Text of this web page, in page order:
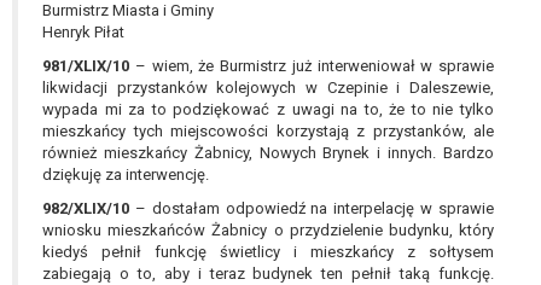
Burmistrz Miasta i Gminy
Henryk Piłat
981/XLIX/10 – wiem, że Burmistrz już interweniował w sprawie
likwidacji przystanków kolejowych w Czepinie i Daleszewie,
wypada mi za to podziękować z uwagi na to, że to nie tylko
mieszkańcy tych miejscowości korzystają z przystanków, ale
również mieszkańcy Żabnicy, Nowych Brynek i innych. Bardzo
dziękuję za interwencję.
982/XLIX/10 – dostałam odpowiedź na interpelację w sprawie
wniosku mieszkańców Żabnicy o przydzielenie budynku, który
kiedyś pełnił funkcję świetlicy i mieszkańcy z sołtysem
zabiegają o to, aby i teraz budynek ten pełnił taką funkcję.